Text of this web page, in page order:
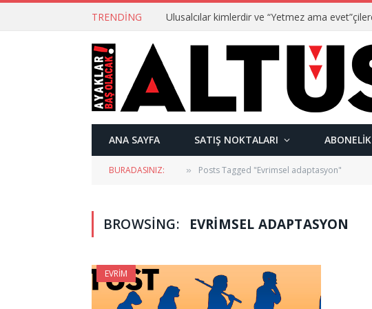
TRENDING
ANA SAYFA SATIŞ NOKTALARI ABONELIK
BURADASINIZ: » Posts Tagged "Evrimsel adaptasyon"
BROWSING: EVRIMSEL ADAPTASYON
EVRIM